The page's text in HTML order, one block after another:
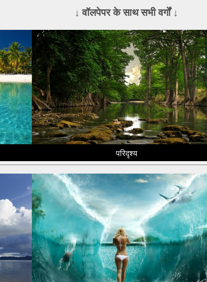
↓ वॉलपेपर के साथ सभी वर्गों ↓
परिदृश्य